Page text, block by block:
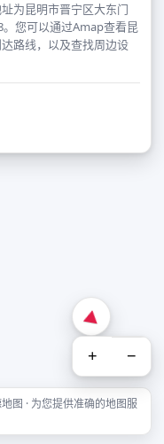
为昆明市晋宁区大东门
。您可以通过Amap查看昆
路线，以及查找周边设
+ −
图 · 为您提供准确的地图服